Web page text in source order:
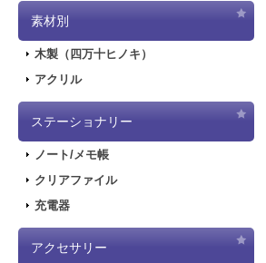
素材別
木製（四万十ヒノキ）
アクリル
ステーショナリー
ノート/メモ帳
クリアファイル
充電器
アクセサリー